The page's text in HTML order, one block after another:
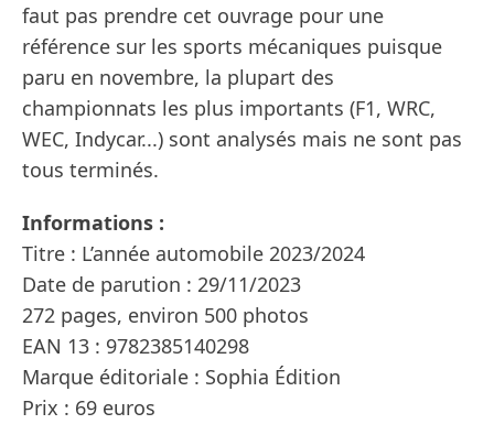
faut pas prendre cet ouvrage pour une
référence sur les sports mécaniques puisque
paru en novembre, la plupart des
championnats les plus importants (F1, WRC,
WEC, Indycar...) sont analysés mais ne sont pas
tous terminés.
Informations :
Titre : L’année automobile 2023/2024
Date de parution : 29/11/2023
272 pages, environ 500 photos
EAN 13 : 9782385140298
Marque éditoriale : Sophia Édition
Prix : 69 euros